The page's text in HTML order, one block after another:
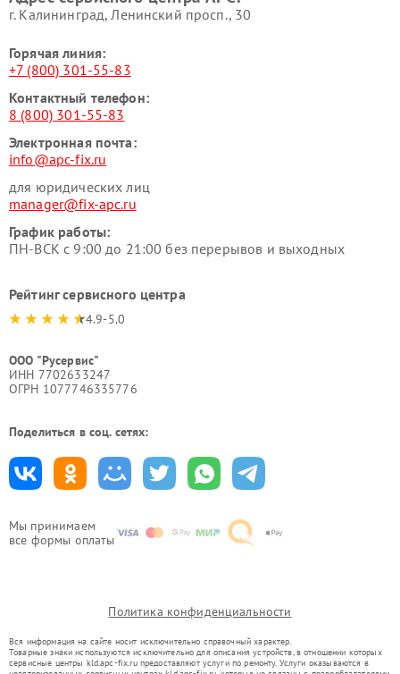
Мы принимаем
все формы оплаты
г. Калининград, Ленинский просп., 30
Горячая линия:
+7 (800) 301-55-83
Контактный телефон:
8 (800) 301-55-83
Электронная почта:
info@apc-fix.ru
для юридических лиц
manager@fix-apc.ru
График работы:
ПН-ВСК с 9:00 до 21:00 без перерывов и выходных
Рейтинг сервисного центра
4.9-5.0
ООО "Русервис"
ИНН 7702633247
ОГРН 1077746335776
Поделиться в соц. сетях:
Политика конфиденциальности
Вся информация на сайте носит исключительно справочный характер.
Товарные знаки используются исключительно для описания устройств, в отношении которых
сервисные центры kld.apc-fix.ru предоставляют услуги по ремонту. Услуги оказываются в